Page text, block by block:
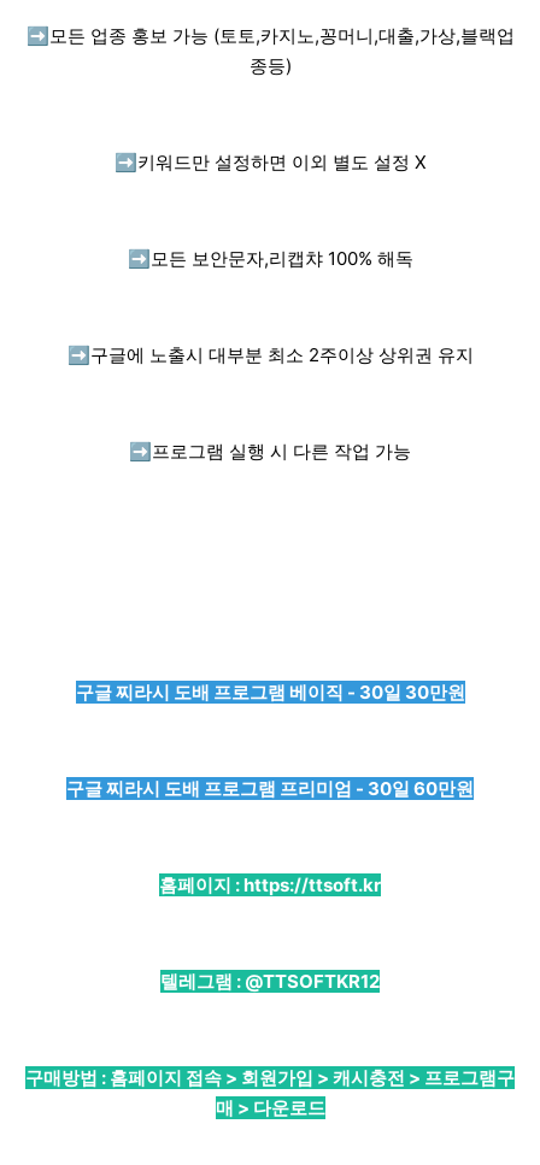
➡️ 모든 업종 홍보 가능 (토토,카지노,꽁머니,대출,가상,블랙업
종등)
➡️ 키워드만 설정하면 이외 별도 설정 X
➡️ 모든 보안문자,리캡챠 100% 해독
➡️ 구글에 노출시 대부분 최소 2주이상 상위권 유지
➡️ 프로그램 실행 시 다른 작업 가능
구글 찌라시 도배 프로그램 베이직 - 30일 30만원
구글 찌라시 도배 프로그램 프리미엄 - 30일 60만원
홈페이지 :https://ttsoft.kr
텔레그램 : @TTSOFTKR12
구매방법 : 홈페이지 접속 > 회원가입 > 캐시충전 > 프로그램구
매 > 다운로드